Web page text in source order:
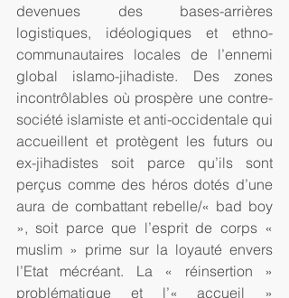
devenues des bases-arrières
logistiques, idéologiques et ethno-
communautaires locales de l’ennemi
global islamo-jihadiste. Des zones
incontrôlables où prospère une contre-
société islamiste et anti-occidentale qui
accueillent et protègent les futurs ou
ex-jihadistes soit parce qu’ils sont
perçus comme des héros dotés d’une
aura de combattant rebelle/« bad boy
», soit parce que l’esprit de corps «
muslim » prime sur la loyauté envers
l’Etat mécréant. La « réinsertion »
problématique et l’« accueil »